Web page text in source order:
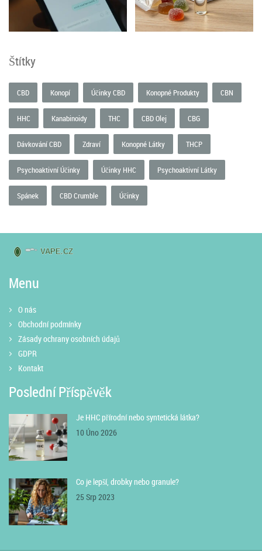
Štítky
CBD Konopí Účinky CBD Konopné Produkty CBN
HHC Kanabinoidy THC CBD Olej CBG
Dávkování CBD Zdraví Konopné Látky THCP
Psychoaktivní Účinky Účinky HHC Psychoaktivní Látky
Spánek CBD Crumble Účinky
Menu
O nás
Obchodní podmínky
Zásady ochrany osobních údajů
GDPR
Kontakt
Poslední Příspěvěk
Je HHC přírodní nebo syntetická látka?
10 Úno 2026
Co je lepší, drobky nebo granule?
25 Srp 2023